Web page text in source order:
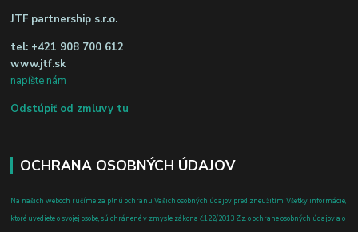
JTF partnership s.r.o.
tel: +421 908 700 612
www.jtf.sk
napíšte nám
Odstúpiť od zmluvy tu
OCHRANA OSOBNÝCH ÚDAJOV
Na našich weboch ručíme za plnú ochranu Vašich osobných údajov pred zneužitím. Všetky informácie,
ktoré uvediete o svojej osobe, sú chránené v zmysle zákona č.122/2013 Z.z. o ochrane osobných údajov a o